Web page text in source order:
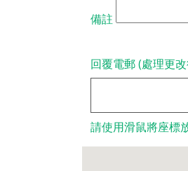
備註
回覆電郵 (處理更
請使用滑鼠將座標